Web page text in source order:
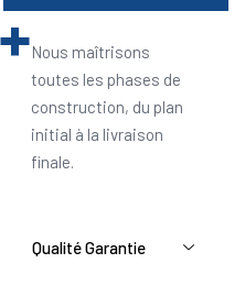
+Nous maîtrisons
toutes les phases de
construction, du plan
initial à la livraison
finale.
Qualité Garantie